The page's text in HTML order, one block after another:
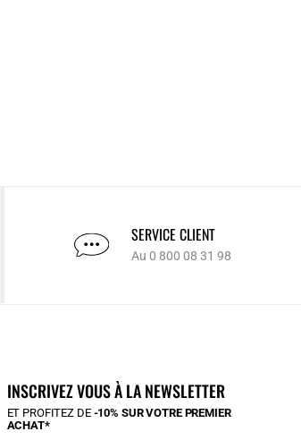
SERVICE CLIENT
Au 0 800 08 31 98
INSCRIVEZ VOUS À LA NEWSLETTER
ET PROFITEZ DE -10% SUR VOTRE PREMIER
ACHAT*